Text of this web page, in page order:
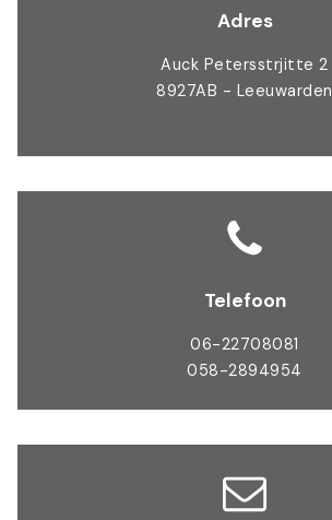
Adres
Auck Petersstrjitte 2
8927AB - Leeuwarden
Telefoon
06-22708081
058-2894954